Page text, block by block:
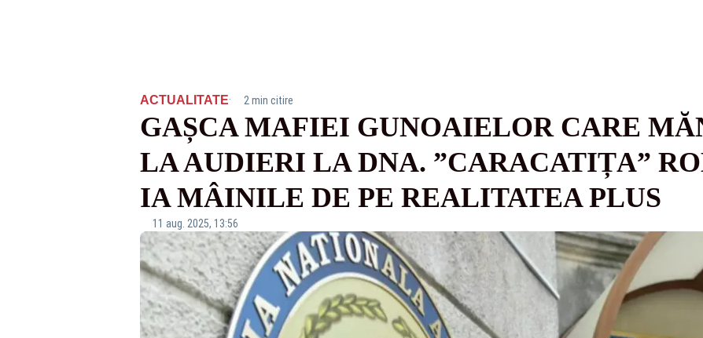
ACTUALITATE· 2 min citire
GAȘCA MAFIEI GUNOAIELOR CARE
LA AUDIERI LA DNA. ”CARACATIȚA”
IA MÂINILE DE PE REALITATEA PLUS
11 aug. 2025, 13:56